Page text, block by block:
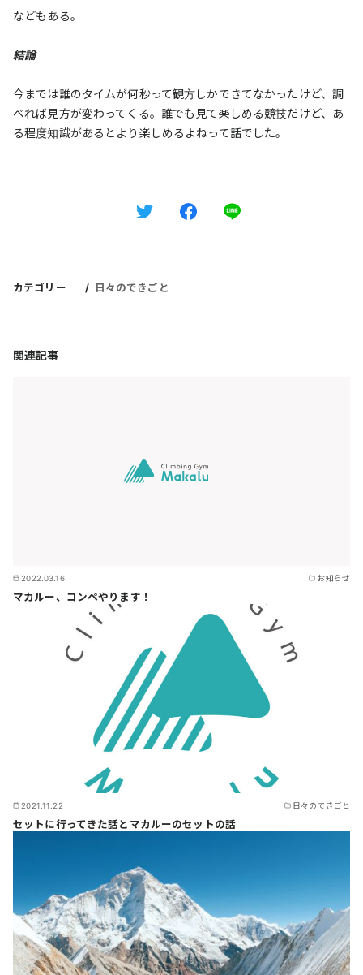
などもある。
結論
今までは誰のタイムが何秒って観方しかできてなかったけど、調
べれば見方が変わってくる。誰でも見て楽しめる競技だけど、あ
る程度知識があるとより楽しめるよねって話でした。
カテゴリー 日々のできごと
関連記事
2022.03.16 お知らせ
マカルー、コンペやります！
2021.11.22 日々のできごと
セットに行ってきた話とマカルーのセットの話